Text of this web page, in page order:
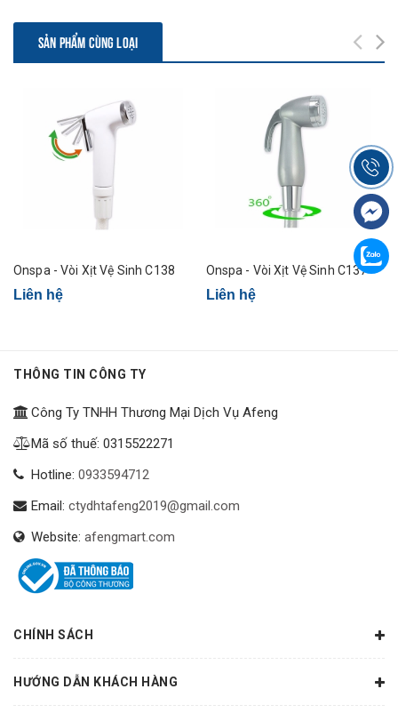
SẢN PHẨM CÙNG LOẠI
Onspa - Vòi Xịt Vệ Sinh C138
Liên hệ
Onspa - Vòi Xịt Vệ Sinh C137
Liên hệ
THÔNG TIN CÔNG TY
Công Ty TNHH Thương Mại Dịch Vụ Afeng
Mã số thuế: 0315522271
Hotline: 0933594712
Email: ctydhtafeng2019@gmail.com
Website: afengmart.com
CHÍNH SÁCH
HƯỚNG DẪN KHÁCH HÀNG